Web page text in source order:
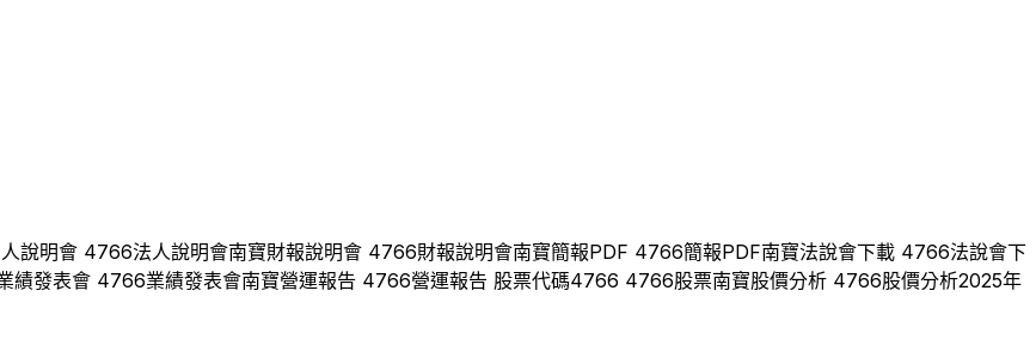
說明會 4766法人說明會南寶財報說明會 4766財報說明會南寶簡報PDF 4766簡報PDF南寶法說會下載 4766法說會下
績發表會 4766業績發表會南寶營運報告 4766營運報告 股票代碼4766 4766股票南寶股價分析 4766股價分析2025年